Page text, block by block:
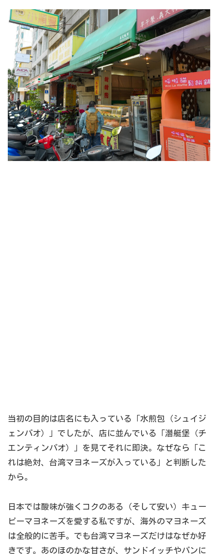
当初の目的は店名にも入っている「水煎包（シュイジ
ェンパオ）」でしたが、店に並んでいる「潛艇堡（チ
エンティンパオ）」を見てそれに即決。なぜなら「こ
れは絶対、台湾マヨネーズが入っている」と判断した
から。
日本では酸味が強くコクのある（そして安い）キュー
ピーマヨネーズを愛する私ですが、海外のマヨネーズ
は全般的に苦手。でも台湾マヨネーズだけはなぜか好
きです。あのほのかな甘さが、サンドイッチやパンに